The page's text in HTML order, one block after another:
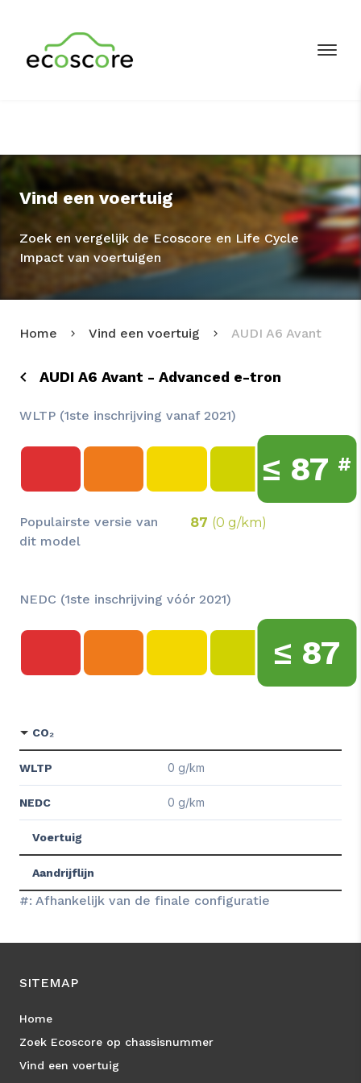
Vind een voertuig
Zoek en vergelijk de Ecoscore en Life Cycle
Impact van voertuigen
Home Vind een voertuig AUDI A6 Avant
AUDI A6 Avant - Advanced e-tron
WLTP (1ste inschrijving vanaf 2021)
≤ 87 #
Populairste versie van
dit model
87 (0 g/km)
NEDC (1ste inschrijving vóór 2021)
≤ 87
CO₂
WLTP 0 g/km
NEDC 0 g/km
Voertuig
Aandrijflijn
#: Afhankelijk van de finale configuratie
SITEMAP
Home
Zoek Ecoscore op chassisnummer
Vind een voertuig